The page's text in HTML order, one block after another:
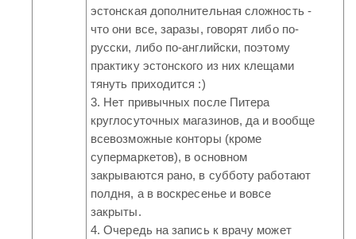
эстонская дополнительная сложность -
что они все, заразы, говорят либо по-
русски, либо по-английски, поэтому
практику эстонского из них клещами
тянуть приходится :)
3. Нет привычных после Питера
круглосуточных магазинов, да и вообще
всевозможные конторы (кроме
супермаркетов), в основном
закрываются рано, в субботу работают
полдня, а в воскресенье и вовсе
закрыты.
4. Очередь на запись к врачу может